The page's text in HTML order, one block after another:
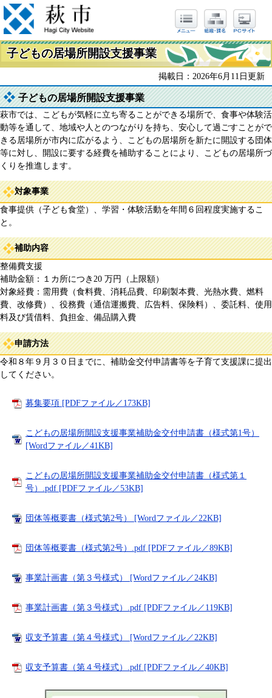
子どもの居場所開設支援事業
掲載日：2026年6月11日更新
子どもの居場所開設支援事業
萩市では、こどもが気軽に立ち寄ることができる場所で、食事や体験活
動等を通して、地域や人とのつながりを持ち、安心して過ごすことがで
きる居場所が市内に広がるよう、こどもの居場所を新たに開設する団体
等に対し、開設に要する経費を補助することにより、こどもの居場所づ
くりを推進します。
対象事業
食事提供（子ども食堂）、学習・体験活動を年間６回程度実施するこ
と。
補助内容
整備費支援
補助金額：１カ所につき20 万円（上限額）
対象経費：需用費（食料費、消耗品費、印刷製本費、光熱水費、燃料
費、改修費）、役務費（通信運搬費、広告料、保険料）、委託料、使用
料及び賃借料、負担金、備品購入費
申請方法
令和８年９月３０日までに、補助金交付申請書等を子育て支援課に提出
してください。
募集要項 [PDFファイル／173KB]
こどもの居場所開設支援事業補助金交付申請書（様式第1号）
[Wordファイル／41KB]
こどもの居場所開設支援事業補助金交付申請書（様式第１
号）.pdf [PDFファイル／53KB]
団体等概要書（様式第2号） [Wordファイル／22KB]
団体等概要書（様式第2号）.pdf [PDFファイル／89KB]
事業計画書（第３号様式） [Wordファイル／24KB]
事業計画書（第３号様式）.pdf [PDFファイル／119KB]
収支予算書（第４号様式） [Wordファイル／22KB]
収支予算書（第４号様式）.pdf [PDFファイル／40KB]